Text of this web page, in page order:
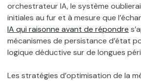
orchestrateur IA, le système
initiales au fur et à mesure que
IA qui raisonne avant de répondre
mécanismes de persistance d’état
logique déductive sur de longues
Les stratégies d’optimisation de la